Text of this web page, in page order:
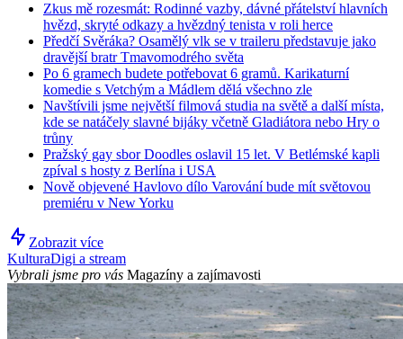
Zkus mě rozesmát: Rodinné vazby, dávné přátelství hlavních
hvězd, skryté odkazy a hvězdný tenista v roli herce
Předčí Svěráka? Osamělý vlk se v traileru představuje jako
dravější bratr Tmavomodrého světa
Po 6 gramech budete potřebovat 6 gramů. Karikaturní
komedie s Vetchým a Mádlem dělá všechno zle
Navštívili jsme největší filmová studia na světě a další místa,
kde se natáčely slavné bijáky včetně Gladiátora nebo Hry o
trůny
Pražský gay sbor Doodles oslavil 15 let. V Betlémské kapli
zpíval s hosty z Berlína i USA
Nově objevené Havlovo dílo Varování bude mít světovou
premiéru v New Yorku
Zobrazit více
KulturaDigi a stream
Vybrali jsme pro vás Magazíny a zajímavosti